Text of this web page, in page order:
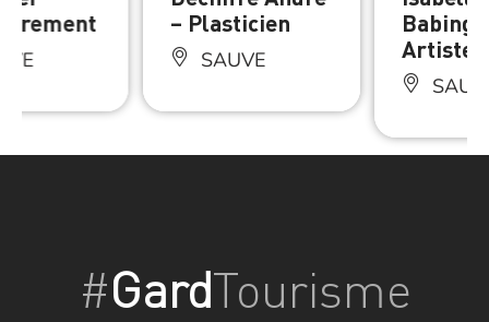
– Plasticien
SAUVE
Artiste
#GardTourisme